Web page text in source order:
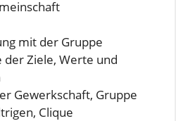
mit der Gruppe
der Ziele, Werte und
Gewerkschaft, Gruppe
Clique